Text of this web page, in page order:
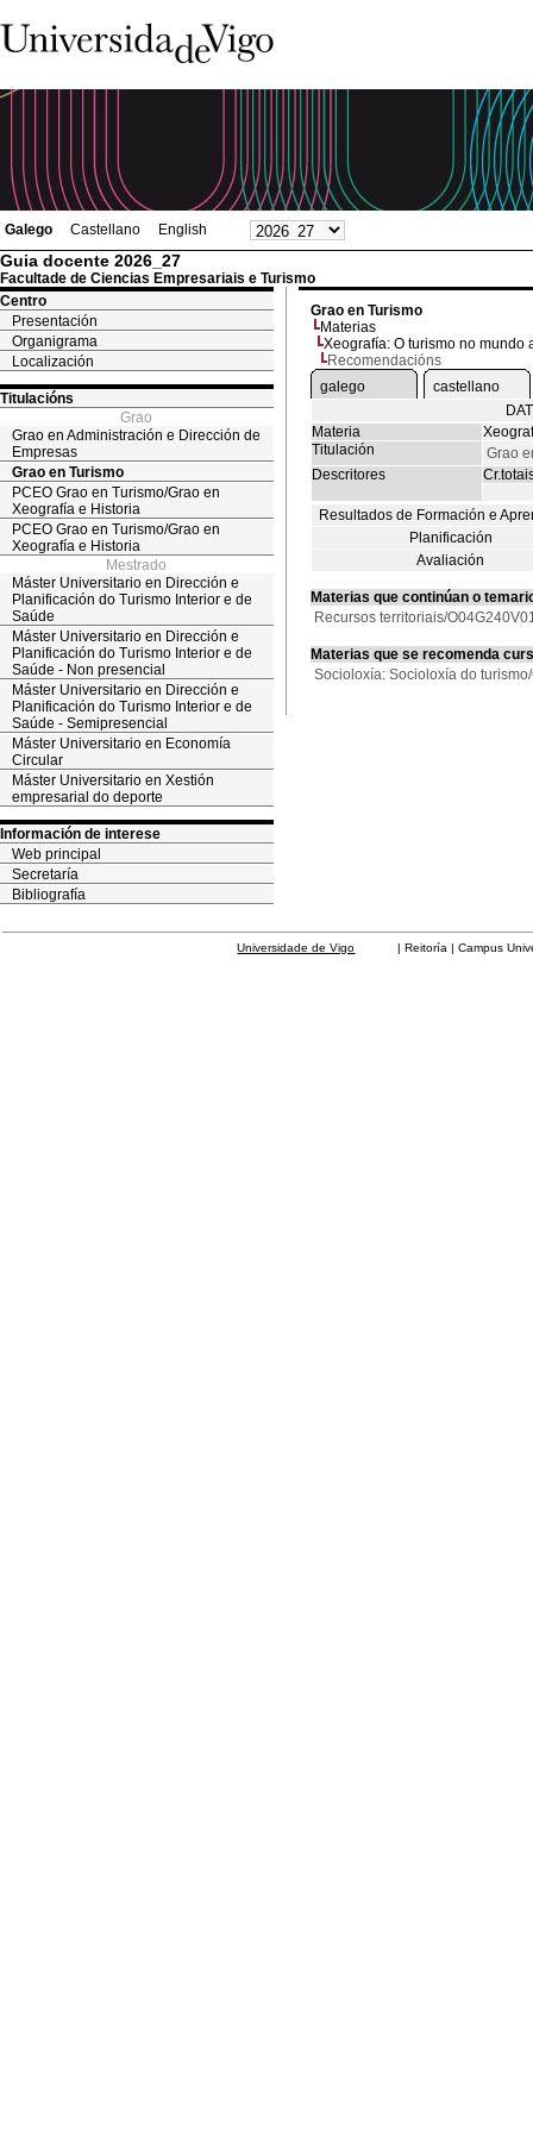
Galego Castellano English
Guia docente 2026_27
Facultade de Ciencias Empresariais e Turismo
Centro
Presentación
Organigrama
Localización
Titulacións
Grao
Grao en Administración e Dirección de
Empresas
Grao en Turismo
PCEO Grao en Turismo/Grao en
Xeografía e Historia
PCEO Grao en Turismo/Grao en
Xeografía e Historia
Mestrado
Máster Universitario en Dirección e
Planificación do Turismo Interior e de
Saúde
Máster Universitario en Dirección e
Planificación do Turismo Interior e de
Saúde - Non presencial
Máster Universitario en Dirección e
Planificación do Turismo Interior e de
Saúde - Semipresencial
Máster Universitario en Economía
Circular
Máster Universitario en Xestión
empresarial do deporte
Información de interese
Web principal
Secretaría
Bibliografía
Grao en Turismo
Materias
Xeografía: O turismo no mundo
Recomendacións
galego
castellano
Materia
Titulación
Grao
Descritores
Resultados de Formación e
Planificación
Avaliación
Materias que continúan o
Recursos territoriais/
Materias que se recomenda
Socioloxía: Socioloxía do
Universidade de Vigo | Reitoría | Campus